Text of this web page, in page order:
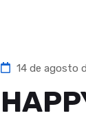
14 de agosto